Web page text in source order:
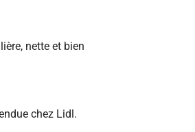
nette et bien
chez Lidl.